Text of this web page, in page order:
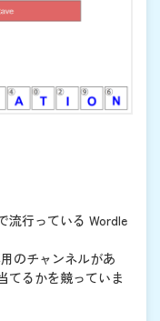
流行っている Wordle
のチャンネルがあ
てるかを競っていま